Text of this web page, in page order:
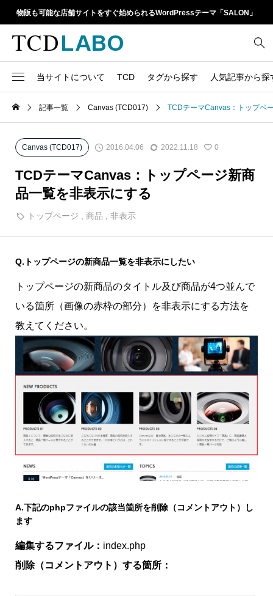
物販も可能な店舗サイトをすぐ始められるWordPressテーマ「SALON」
当サイトについて TCD タグから探す 人気記事から探
1カラム
Google Map
h1 14
iframe 17
meta description 21
meta title 39
retinaディスプレイ
Welcart
TCD LABOとは
TCDテーマ一覧
ファイルの編集方法
WordPressテーマ比較
人気ランキング
アップデート情報
よくあるご質問
記事一覧 Canvas (TCD017) TCDテーマCanvas：トップペ
Canvas (TCD017) 2016.04.06 2022.11.18 0
TCDテーマCanvas：トップページ新商
品一覧を非表示にする
トップページ , 商品 , 非表示
Q. トップページの新商品一覧を非表示にしたい
トップページの新商品のタイトル及び商品が4つ並んで
いる箇所（画像の赤枠の部分）を非表示にする方法を
教えてください。
A.下記のphpファイルの該当箇所を削除（コメントアウト）し
ます
編集するファイル： index.php
削除（コメントアウト）する箇所：